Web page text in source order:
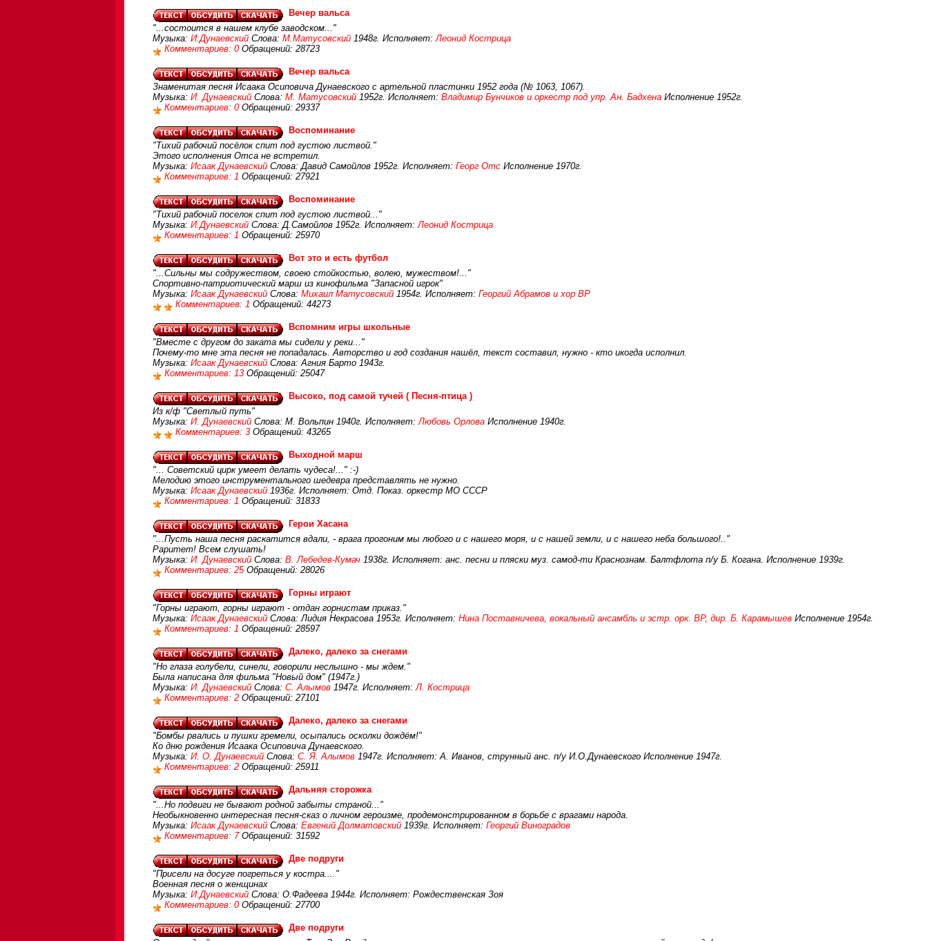
Вечер вальса
"...состоится в нашем клубе заводском..."
Музыка: И.Дунаевский Слова: М.Матусовский 1948г. Исполняет:Леонид Кострица
Комментариев: 0 Обращений: 28723
Вечер вальса
Знаменитая песня Исаака Осиповича Дунаевского с артельной пластинки 1952 года (№ 1063, 1067).
Музыка: И. Дунаевский Слова: М. Матусовский 1952г. Исполняет: Владимир Бунчиков и оркестр под упр. Ан. Бадхена Исполнение 1952г.
Комментариев: 0 Обращений: 29337
Воспоминание
"Тихий рабочий посёлок спит под густою листвой."
Этого исполнения Отса не встретил.
Музыка: Исаак Дунаевский Слова: Давид Самойлов 1952г. Исполняет: Георг Отс Исполнение 1970г.
Комментариев: 1 Обращений: 27921
Воспоминание
"Тихий рабочий поселок спит под густою листвой..."
Музыка: И.Дунаевский Слова: Д.Самойлов 1952г. Исполняет:Леонид Кострица
Комментариев: 1 Обращений: 25970
Вот это и есть футбол
"...Сильны мы содружеством, своею стойкостью, волею, мужеством!..."
Спортивно-патриотический марш из кинофильма "Запасной игрок"
Музыка: Исаак Дунаевский Слова: Михаил Матусовский 1954г. Исполняет: Георгий Абрамов и хор ВР
Комментариев: 1 Обращений: 44273
Вспомним игры школьные
"Вместе с другом до заката мы сидели у реки..."
Почему-то мне эта песня не попадалась. Авторство и год создания нашёл, текст составил, нужно - кто икогда исполнил.
Музыка: Исаак Дунаевский Слова: Агния Барто 1943г.
Комментариев: 13 Обращений: 25047
Высоко, под самой тучей ( Песня-птица )
Из к/ф "Светлый путь"
Музыка: И. Дунаевский Слова: М. Вольпин 1940г. Исполняет:Любовь Орлова Исполнение 1940г.
Комментариев: 3 Обращений: 43265
Выходной марш
"... Советский цирк умеет делать чудеса!..." :-)
Мелодию этого инструментального шедевра представлять не нужно.
Музыка: Исаак Дунаевский 1936г. Исполняет: Отд. Показ. оркестр МО СССР
Комментариев: 1 Обращений: 31833
Герои Хасана
"...Пусть наша песня раскатится вдали, - врага прогоним мы любого и с нашего моря, и с нашей земли, и с нашего неба большого!.."
Раритет! Всем слушать!
Музыка: И. Дунаевский Слова: В. Лебедев-Кумач 1938г. Исполняет: анс. песни и пляски муз. самод-ти Краснознам. Балтфлота п/у Б. Когана. Исполнение 1939г.
Комментариев: 25 Обращений: 28026
Горны играют
"Горны играют, горны играют - отдан горнистам приказ."
Музыка: Исаак Дунаевский Слова: Лидия Некрасова 1953г. Исполняет: Нина Поставничева, вокальный ансамбль и эстр. орк. ВР, дир. Б. Карамышев Исполнение 1954г.
Комментариев: 1 Обращений: 28597
Далеко, далеко за снегами
"Но глаза голубели, синели, говорили неслышно - мы ждем."
Была написана для фильма "Новый дом" (1947г.)
Музыка: И. Дунаевский Слова: С. Алымов 1947г. Исполняет:Л. Кострица
Комментариев: 2 Обращений: 27101
Далеко, далеко за снегами
"Бомбы рвались и пушки гремели, осыпались осколки дождём!"
Ко дню рождения Исаака Осиповича Дунаевского.
Музыка: И. О. Дунаевский Слова: С. Я. Алымов 1947г. Исполняет: А. Иванов, струнный анс. п/у И.О.Дунаевского Исполнение 1947г.
Комментариев: 2 Обращений: 25911
Дальняя сторожка
"...Но подвиги не бывают родной забыты страной..."
Необыкновенно интересная песня-сказ о личном героизме, продемонстрированном в борьбе с врагами народа.
Музыка: Исаак Дунаевский Слова: Евгений Долматовский 1939г. Исполняет: Георгий Виноградов
Комментариев: 7 Обращений: 31592
Две подруги
"Присели на досуге погреться у костра...."
Военная песня о женщинах
Музыка: И.Дунаевский Слова: О.Фадеева 1944г. Исполняет: Рождественская Зоя
Комментариев: 0 Обращений: 27700
Две подруги